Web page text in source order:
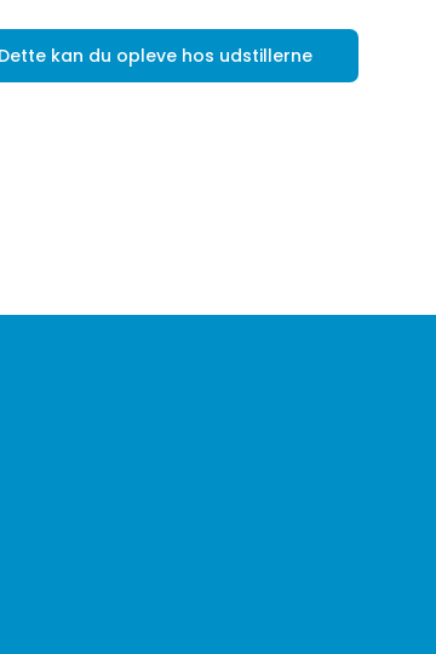
Dette kan du opleve hos udstillerne